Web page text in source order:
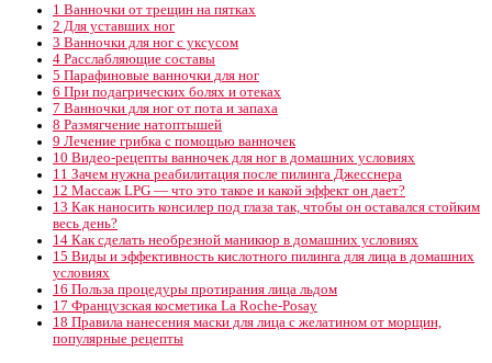
1 Ванночки от трещин на пятках
2 Для уставших ног
3 Ванночки для ног с уксусом
4 Расслабляющие составы
5 Парафиновые ванночки для ног
6 При подагрических болях и отеках
7 Ванночки для ног от пота и запаха
8 Размягчение натоптышей
9 Лечение грибка с помощью ванночек
10 Видео-рецепты ванночек для ног в домашних условиях
11 Зачем нужна реабилитация после пилинга Джесснера
12 Массаж LPG — что это такое и какой эффект он дает?
13 Как наносить консилер под глаза так, чтобы он оставался стойким
весь день?
14 Как сделать необрезной маникюр в домашних условиях
15 Виды и эффективность кислотного пилинга для лица в домашних
условиях
16 Польза процедуры протирания лица льдом
17 Французская косметика La Roche-Posay
18 Правила нанесения маски для лица с желатином от морщин,
популярные рецепты